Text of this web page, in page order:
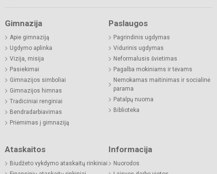
Gimnazija
Apie gimnaziją
Ugdymo aplinka
Vizija, misija
Pasiekimai
Gimnazijos simboliai
Gimnazijos himnas
Tradiciniai renginiai
Bendradarbiavimas
Priėmimas į gimnaziją
Paslaugos
Pagrindinis ugdymas
Vidurinis ugdymas
Neformalusis švietimas
Pagalba mokiniams ir tėvams
Nemokamas maitinimas ir socialinė
parama
Patalpų nuoma
Biblioteka
Ataskaitos
Biudžeto vykdymo ataskaitų rinkiniai
Informacija
Nuorodos